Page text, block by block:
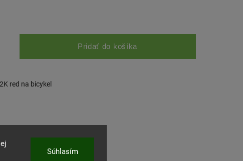
Súhlasím
Pridať do košíka
red na bicykel